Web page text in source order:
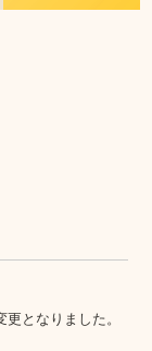
となりました。